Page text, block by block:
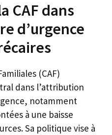
CAF dans
d’urgence
(CAF)
dans l’attribution
notamment
à une baisse
Sa politique vise à